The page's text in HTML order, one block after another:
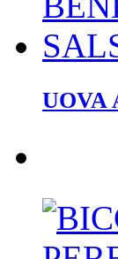
UOVA